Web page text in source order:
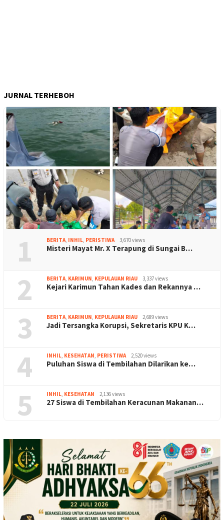
JURNAL TERHEBOH
1 BERITA, INHIL, PERISTIWA 3,670 views
Misteri Mayat Mr. X Terapung di Sungai B…
2 BERITA, KARIMUN, KEPULAUAN RIAU 3,337 views
Kejari Karimun Tahan Kades dan Rekannya …
3 BERITA, KARIMUN, KEPULAUAN RIAU 2,689 views
Jadi Tersangka Korupsi, Sekretaris KPU K…
4 INHIL, KESEHATAN, PERISTIWA 2,520 views
Puluhan Siswa di Tembilahan Dilarikan ke…
5 INHIL, KESEHATAN 2,136 views
27 Siswa di Tembilahan Keracunan Makanan…